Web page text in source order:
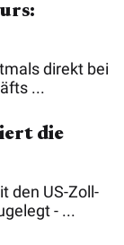
direkt bei
...
die
den US-Zoll-
- ...